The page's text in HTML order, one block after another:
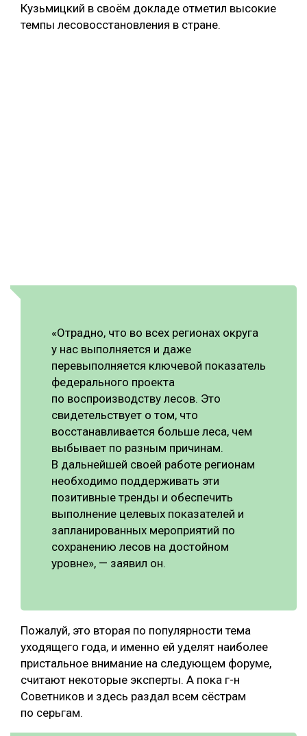
Кузьмицкий в своём докладе отметил высокие
темпы лесовосстановления в стране.
«Отрадно, что во всех регионах округа
у нас выполняется и даже
перевыполняется ключевой показатель
федерального проекта
по воспроизводству лесов. Это
свидетельствует о том, что
восстанавливается больше леса, чем
выбывает по разным причинам.
В дальнейшей своей работе регионам
необходимо поддерживать эти
позитивные тренды и обеспечить
выполнение целевых показателей и
запланированных мероприятий по
сохранению лесов на достойном
уровне», — заявил он.
Пожалуй, это вторая по популярности тема
уходящего года, и именно ей уделят наиболее
пристальное внимание на следующем форуме,
считают некоторые эксперты. А пока г-н
Советников и здесь раздал всем сёстрам
по серьгам.